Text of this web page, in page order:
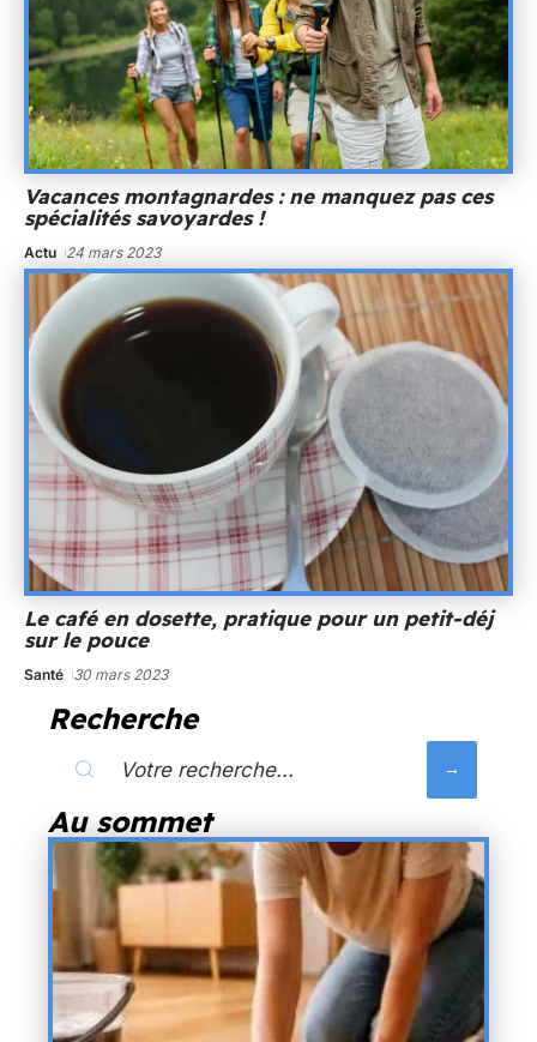
Vacances montagnardes : ne manquez pas ces
spécialités savoyardes !
Actu 24 mars 2023
Le café en dosette, pratique pour un petit-déj
sur le pouce
Santé 30 mars 2023
Recherche
Au sommet